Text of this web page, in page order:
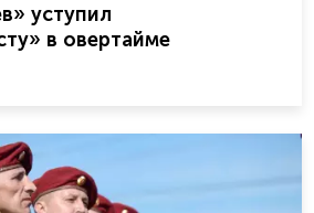
уступил
в овертайме